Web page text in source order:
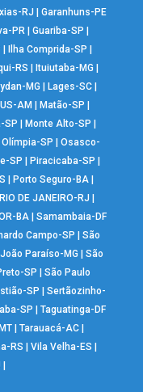
RJ | Garanhuns-PE
PR | Guariba-SP |
| Ilha Comprida-SP |
RS | Ituiutaba-MG |
MG | Lages-SC|
AM | Matão-SP |
SP |Monte Alto-SP |
Olímpia-SP |Osasco-
SP |Piracicaba-SP |
|Porto Seguro-BA |
RIO DE JANEIRO-RJ |
BA| Samambaia-DF
Campo-SP |São
Paraíso-MG |São
SP |São Paulo
SP |Sertãozinho-
SP |Taguatinga-DF
| Tarauacá-AC|
RS |Vila Velha-ES |
|